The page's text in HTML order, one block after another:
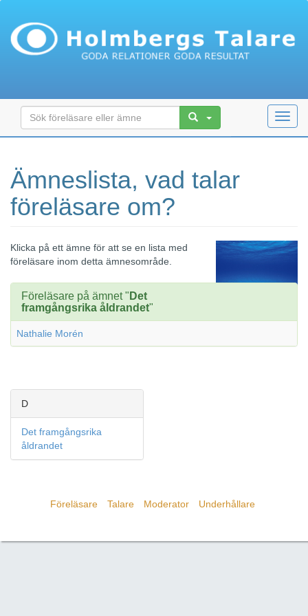
Ämneslista, vad talar
föreläsare om?
Klicka på ett ämne för att se en lista med
föreläsare inom detta ämnesområde.
Föreläsare på ämnet " Det
framgångsrika åldrandet"
Nathalie Morén
D
Det framgångsrika
åldrandet
Föreläsare Talare Moderator Underhållare